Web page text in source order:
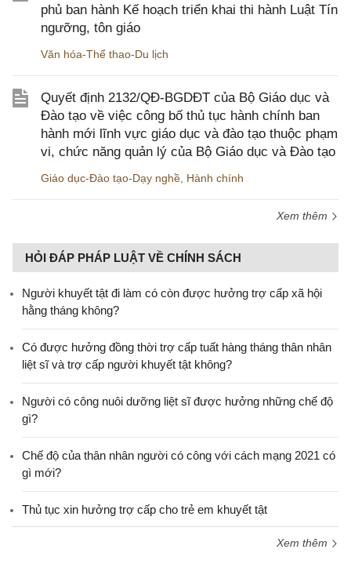
phủ ban hành Kế hoạch triển khai thi hành Luật Tín
ngưỡng, tôn giáo
Văn hóa-Thể thao-Du lịch
Quyết định 2132/QĐ-BGDĐT của Bộ Giáo dục và
Đào tạo về việc công bố thủ tục hành chính ban
hành mới lĩnh vực giáo dục và đào tạo thuộc phạm
vi, chức năng quản lý của Bộ Giáo dục và Đào tạo
Giáo dục-Đào tạo-Dạy nghề Hành chính
Xem thêm
HỎI ĐÁP PHÁP LUẬT VỀ CHÍNH SÁCH
Người khuyết tật đi làm có còn được hưởng trợ cấp xã hội
hằng tháng không?
​Có được hưởng đồng thời trợ cấp tuất hàng tháng thân nhân
liệt sĩ và trợ cấp người khuyết tật không?
Người có công nuôi dưỡng liệt sĩ được hưởng những chế độ
gì?
Chế độ của thân nhân người có công với cách mạng 2021 có
gì mới?
Thủ tục xin hưởng trợ cấp cho trẻ em khuyết tật
Xem thêm